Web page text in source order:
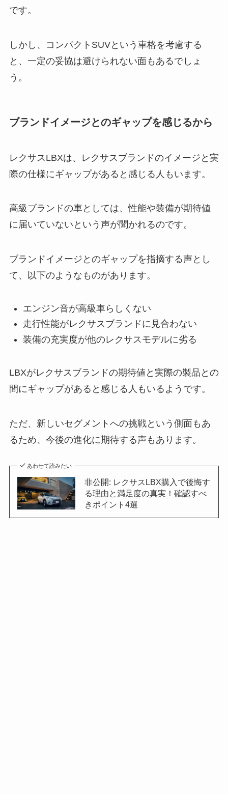
です。
しかし、コンパクトSUVという車格を考慮する
と、一定の妥協は避けられない面もあるでしょ
う。
ブランドイメージとのギャップを感じるから
レクサスLBXは、レクサスブランドのイメージと実
際の仕様にギャップがあると感じる人もいます。
高級ブランドの車としては、性能や装備が期待値
に届いていないという声が聞かれるのです。
ブランドイメージとのギャップを指摘する声とし
て、以下のようなものがあります。
エンジン音が高級車らしくない
走行性能がレクサスブランドに見合わない
装備の充実度が他のレクサスモデルに劣る
LBXがレクサスブランドの期待値と実際の製品との
間にギャップがあると感じる人もいるようです。
ただ、新しいセグメントへの挑戦という側面もあ
るため、今後の進化に期待する声もあります。
あわせて読みたい
非公開: レクサスLBX購入で後悔す
る理由と満足度の真実！確認すべ
きポイント4選